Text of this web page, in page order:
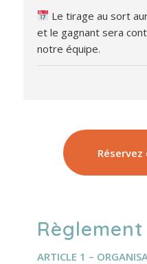
Le tirage au sort
et le gagnant sera
notre équipe.
Réservez
Règlement
ARTICLE 1 –